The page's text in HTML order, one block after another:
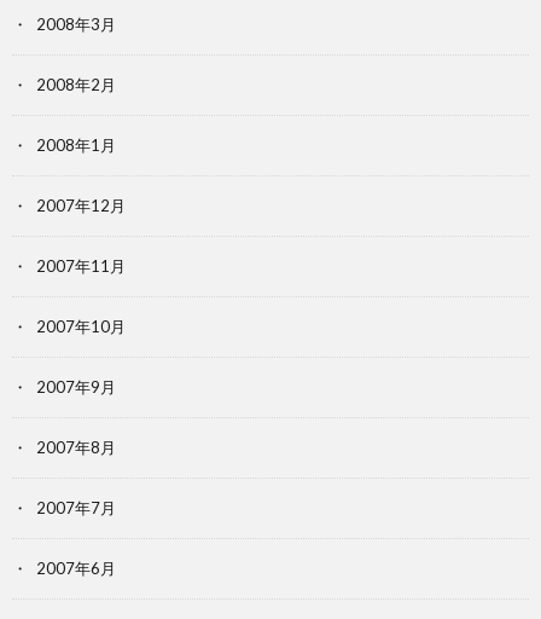
2008年3月
2008年2月
2008年1月
2007年12月
2007年11月
2007年10月
2007年9月
2007年8月
2007年7月
2007年6月